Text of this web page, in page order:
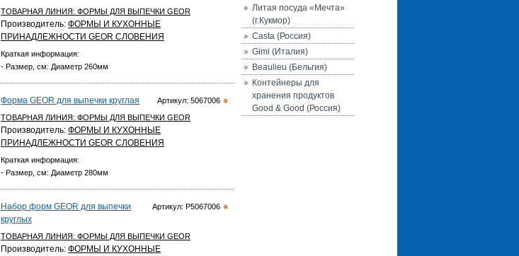
ТОВАРНАЯ ЛИНИЯ: ФОРМЫ ДЛЯ ВЫПЕЧКИ GEOR
Производитель: ФОРМЫ И КУХОННЫЕ
ПРИНАДЛЕЖНОСТИ GEOR СЛОВЕНИЯ
Краткая информация:
- Размер, см: Диаметр 260мм
Артикул: 5067006
Форма GEOR для выпечки круглая
ТОВАРНАЯ ЛИНИЯ: ФОРМЫ ДЛЯ ВЫПЕЧКИ GEOR
Производитель: ФОРМЫ И КУХОННЫЕ
ПРИНАДЛЕЖНОСТИ GEOR СЛОВЕНИЯ
Краткая информация:
- Размер, см: Диаметр 280мм
Артикул: Р5067006
Набор форм GEOR для выпечки
круглых
ТОВАРНАЯ ЛИНИЯ: ФОРМЫ ДЛЯ ВЫПЕЧКИ GEOR
Производитель: ФОРМЫ И КУХОННЫЕ
Литая посуда «Мечта»
(г.Кукмор)
Casta (Россия)
Gimi (Италия)
Beaulieu (Бельгия)
Контейнеры для
хранения продуктов
Good & Good (Россия)